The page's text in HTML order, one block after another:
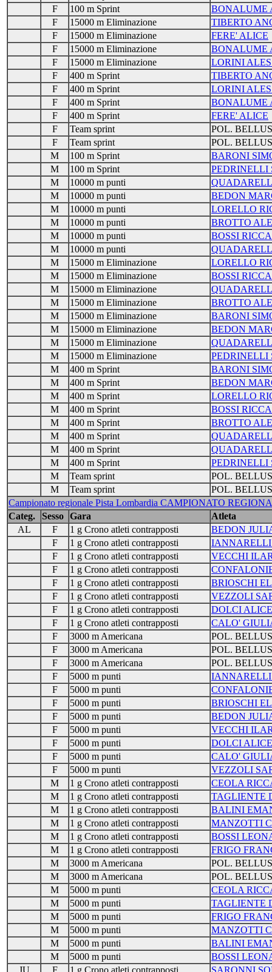
F
100 m Sprint
BONALUME
F
15000 m Eliminazione
TIBERTO
F
15000 m Eliminazione
FERE' ALICE
F
15000 m Eliminazione
BONALUME
F
15000 m Eliminazione
LORINI
F
400 m Sprint
TIBERTO
F
400 m Sprint
LORINI
F
400 m Sprint
BONALUME
F
400 m Sprint
FERE' ALICE
F
Team sprint
POL.
F
Team sprint
POL.
M
100 m Sprint
BARONI
M
100 m Sprint
PEDRINELLI
M
10000 m punti
M
10000 m punti
BEDON
M
10000 m punti
LORELLO
M
10000 m punti
BROTTO
M
10000 m punti
BOSSI
M
10000 m punti
M
15000 m Eliminazione
LORELLO
M
15000 m Eliminazione
BOSSI
M
15000 m Eliminazione
M
15000 m Eliminazione
BROTTO
M
15000 m Eliminazione
BARONI
M
15000 m Eliminazione
BEDON
M
15000 m Eliminazione
M
15000 m Eliminazione
PEDRINELLI
M
400 m Sprint
BARONI
M
400 m Sprint
BEDON
M
400 m Sprint
LORELLO
M
400 m Sprint
BOSSI
M
400 m Sprint
BROTTO
M
400 m Sprint
M
400 m Sprint
M
400 m Sprint
PEDRINELLI
M
Team sprint
POL.
M
Team sprint
POL.
Campionato regionale Pista Lombardia CAMPIONATO
Categ.
Sesso Gara
Atleta
AL
F 1 g Crono atleti contrapposti
BEDON
F
1 g Crono atleti contrapposti
F
1 g Crono atleti contrapposti
VECCHI
F
1 g Crono atleti contrapposti
F
1 g Crono atleti contrapposti
BRIOSCHI
F
1 g Crono atleti contrapposti
VEZZOLI
F
1 g Crono atleti contrapposti
DOLCI ALICE
F
1 g Crono atleti contrapposti
CALO'
F
3000 m Americana
POL.
F
3000 m Americana
POL.
F
3000 m Americana
POL.
F
5000 m punti
F
5000 m punti
F
5000 m punti
BRIOSCHI
F
5000 m punti
BEDON
F
5000 m punti
VECCHI
F
5000 m punti
DOLCI ALICE
F
5000 m punti
CALO'
F
5000 m punti
VEZZOLI
M
1 g Crono atleti contrapposti
CEOLA
M
1 g Crono atleti contrapposti
TAGLIENTE
M
1 g Crono atleti contrapposti
BALINI
M
1 g Crono atleti contrapposti
MANZOTTI
M
1 g Crono atleti contrapposti
BOSSI
M
1 g Crono atleti contrapposti
FRIGO
M
3000 m Americana
POL.
M
3000 m Americana
POL.
M
5000 m punti
CEOLA
M
5000 m punti
TAGLIENTE
M
5000 m punti
FRIGO
M
5000 m punti
MANZOTTI
M
5000 m punti
BALINI
M
5000 m punti
BOSSI
JU
F 1 g Crono atleti contrapposti
SARONNI